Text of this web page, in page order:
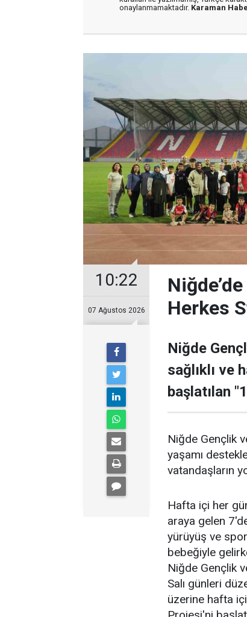
onaylanmamaktadır. Karaman
10:22
07 Ağustos 2026
Herkes
Niğde
sağlıklı ve
başlatılan
Niğde Gençlik
yaşamı
vatandaşların
Hafta içi her
araya gelen
yürüyüş ve
bebeğiyle
Niğde Gençlik
Salı günleri
üzerine hafta içi